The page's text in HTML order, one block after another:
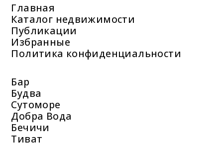
Главная
Каталог недвижимости
Публикации
Избранные
Политика конфиденциальности
Бар
Будва
Сутоморе
Добра Вода
Бечичи
Тиват